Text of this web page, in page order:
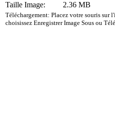
Taille Image:
2.36 MB
Téléchargement: Placez votre souris sur
choisissez Enregistrer Image Sous ou